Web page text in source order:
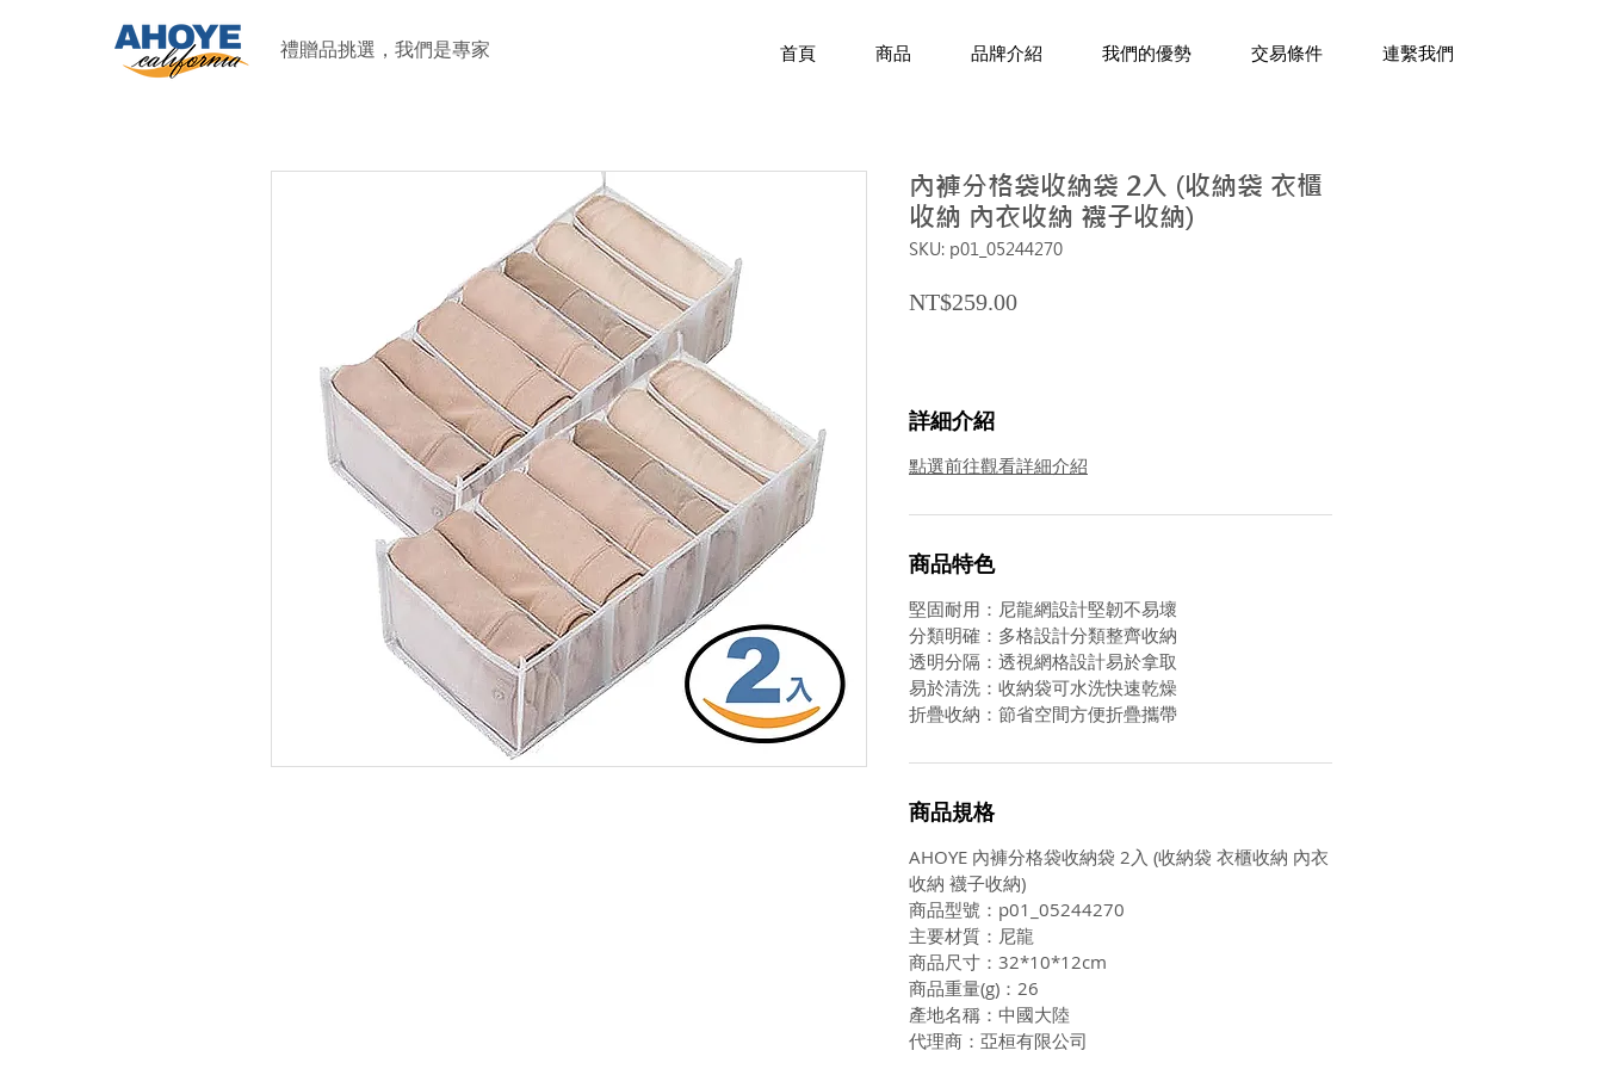
禮贈品挑選，我們是專家 首頁 商品 品牌介紹 我們的優勢 交易條件 連繫我們
內褲分格袋收納袋 2入 (收納袋 衣櫃
收納 內衣收納 襪子收納)
SKU: p01_05244270
NT$259.00Price
詳細介紹
點選前往觀看詳細介紹
商品特色
堅固耐用：尼龍網設計堅韌不易壞
分類明確：多格設計分類整齊收納
透明分隔：透視網格設計易於拿取
易於清洗：收納袋可水洗快速乾燥
折疊收納：節省空間方便折疊攜帶
商品規格
AHOYE 內褲分格袋收納袋 2入 (收納袋 衣櫃收納 內衣
收納 襪子收納)
商品型號：p01_05244270
主要材質：尼龍
商品尺寸：32*10*12cm
商品重量(g)：26
產地名稱：中國大陸
代理商：亞桓有限公司